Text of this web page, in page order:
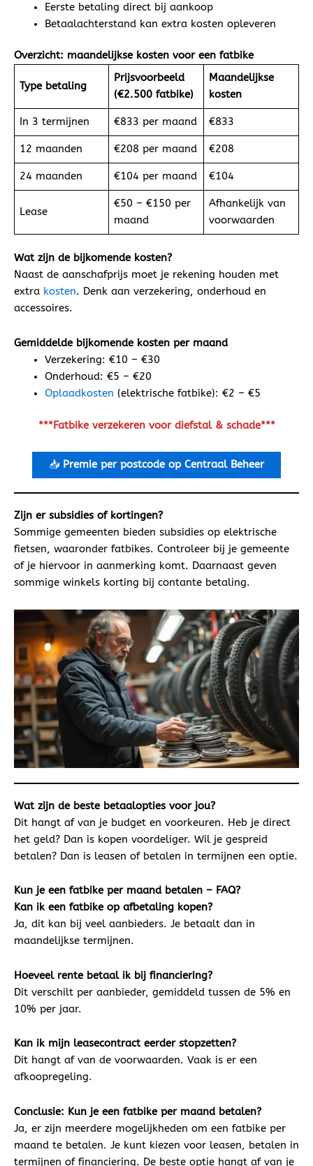
Eerste betaling direct bij aankoop
Betaalachterstand kan extra kosten opleveren
Overzicht: maandelijkse kosten voor een fatbike
Type betaling
Prijsvoorbeeld
(€2.500 fatbike)
Maandelijkse
kosten
In 3 termijnen €833 per maand €833
12 maanden €208 per maand €208
24 maanden €104 per maand €104
Lease
€50 – €150 per
maand
Afhankelijk van
voorwaarden
Wat zijn de bijkomende kosten?
Naast de aanschafprijs moet je rekening houden met
extra kosten. Denk aan verzekering, onderhoud en
accessoires.
Gemiddelde bijkomende kosten per maand
Verzekering: €10 – €30
Onderhoud: €5 – €20
Oplaadkosten (elektrische fatbike): €2 – €5
***Fatbike verzekeren voor diefstal & schade***
📥 Premie per postcode op Centraal Beheer
Zijn er subsidies of kortingen?
Sommige gemeenten bieden subsidies op elektrische
fietsen, waaronder fatbikes. Controleer bij je gemeente
of je hiervoor in aanmerking komt. Daarnaast geven
sommige winkels korting bij contante betaling.
Wat zijn de beste betaalopties voor jou?
Dit hangt af van je budget en voorkeuren. Heb je direct
het geld? Dan is kopen voordeliger. Wil je gespreid
betalen? Dan is leasen of betalen in termijnen een optie.
Kun je een fatbike per maand betalen – FAQ?
Kan ik een fatbike op afbetaling kopen?
Ja, dit kan bij veel aanbieders. Je betaalt dan in
maandelijkse termijnen.
Hoeveel rente betaal ik bij financiering?
Dit verschilt per aanbieder, gemiddeld tussen de 5% en
10% per jaar.
Kan ik mijn leasecontract eerder stopzetten?
Dit hangt af van de voorwaarden. Vaak is er een
afkoopregeling.
Conclusie: Kun je een fatbike per maand betalen?
Ja, er zijn meerdere mogelijkheden om een fatbike per
maand te betalen. Je kunt kiezen voor leasen, betalen in
termijnen of financiering. De beste optie hangt af van je